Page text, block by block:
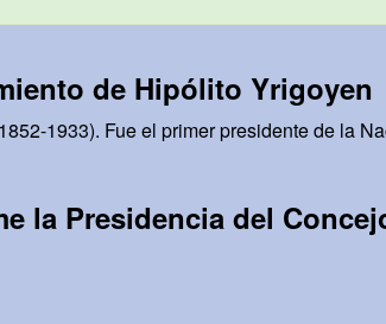
de Hipólito Yrigoyen
1933). Fue el primer presidente de la
la Presidencia del